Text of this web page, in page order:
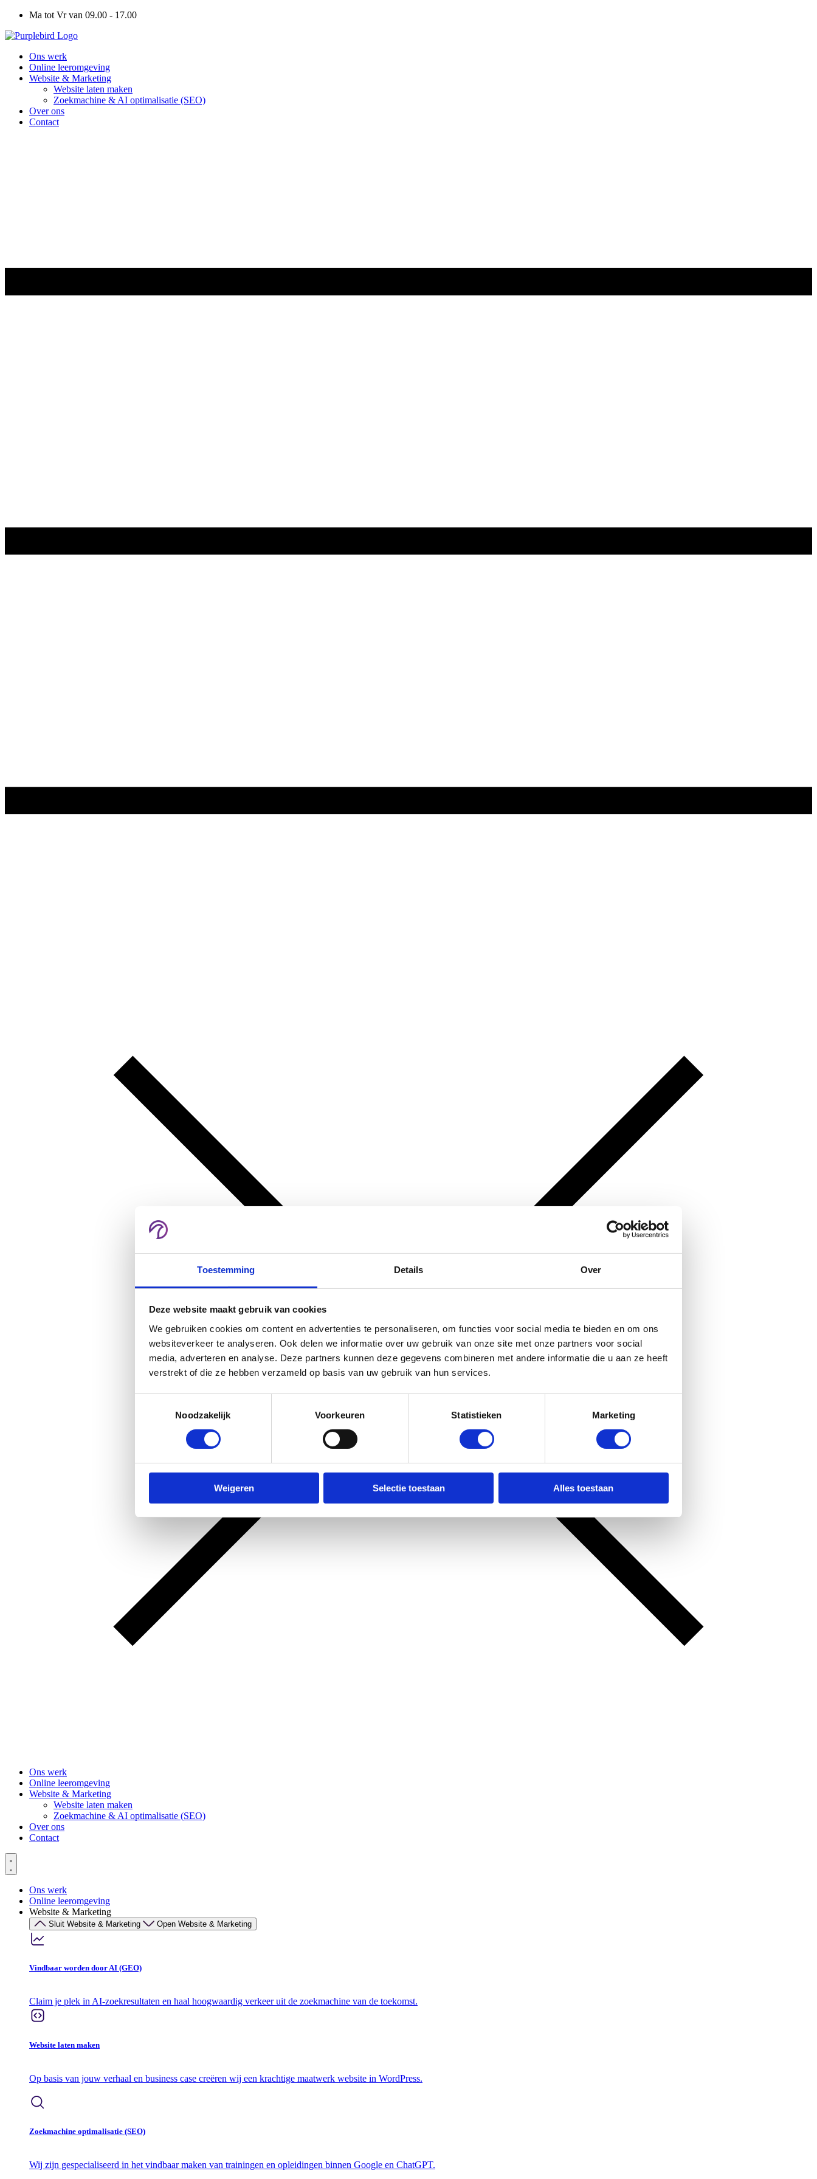
Toestemming Details Over
Deze website maakt gebruik van cookies
We gebruiken cookies om content en advertenties te personaliseren, om functies voor social media te bieden en om ons
websiteverkeer te analyseren. Ook delen we informatie over uw gebruik van onze site met onze partners voor social
media, adverteren en analyse. Deze partners kunnen deze gegevens combineren met andere informatie die u aan ze heeft
verstrekt of die ze hebben verzameld op basis van uw gebruik van hun services.
Noodzakelijk
Voorkeuren Statistieken Marketing
Weigeren Selectie toestaan Alles toestaan
de
Ma tot Vr van 09.00 - 17.00
Ons werk
Online leeromgeving
Website & Marketing
Website laten maken
Zoekmachine & AI optimalisatie (SEO)
Over ons
Contact
Ons werk
Online leeromgeving
Website & Marketing
Website laten maken
Zoekmachine & AI optimalisatie (SEO)
Over ons
Contact
Ons werk
Online leeromgeving
Website & Marketing
Sluit Website & Marketing Open Website & Marketing
Vindbaar worden door AI (GEO)
Claim je plek in AI-zoekresultaten en haal hoogwaardig verkeer uit de zoekmachine van de toekomst.
Website laten maken
Op basis van jouw verhaal en business case creëren wij een krachtige maatwerk website in WordPress.
Zoekmachine optimalisatie (SEO)
Wij zijn gespecialiseerd in het vindbaar maken van trainingen en opleidingen binnen Google en ChatGPT.